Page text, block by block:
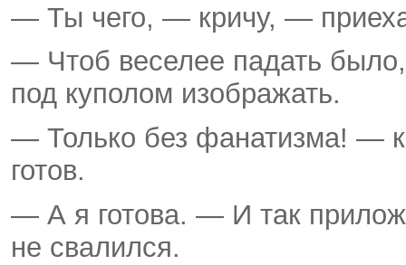
— Ты чего, — кричу, —
— Чтоб веселее падать
под куполом изображать.
— Только без фанатизма! —
готов.
— А я готова. — И так
не свалился.